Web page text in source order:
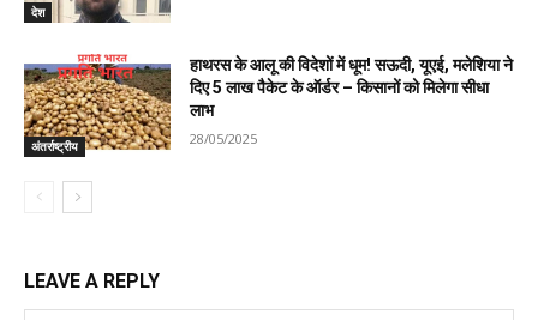
देश
अंतर्राष्ट्रीय
हाथरस के आलू की विदेशों में धूम! सऊदी, यूएई, मलेशिया ने
दिए 5 लाख पैकेट के ऑर्डर – किसानों को मिलेगा सीधा
लाभ
28/05/2025
LEAVE A REPLY